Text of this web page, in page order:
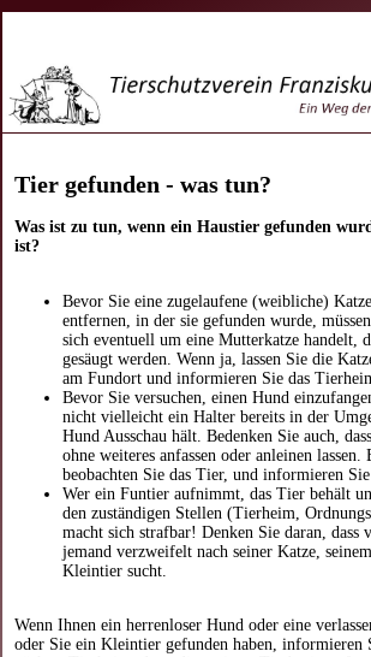
Tier gefunden - was tun?
Was ist zu tun, wenn ein Haustier gefunden
ist?
Bevor Sie eine zugelaufene (weibliche)
entfernen, in der sie gefunden wurde,
sich eventuell um eine Mutterkatze handelt,
gesäugt werden. Wenn ja, lassen Sie die
am Fundort und informieren Sie das
Bevor Sie versuchen, einen Hund
nicht vielleicht ein Halter bereits in der
Hund Ausschau hält. Bedenken Sie auch,
ohne weiteres anfassen oder anleinen lassen.
beobachten Sie das Tier, und informieren Sie
Wer ein Funtier aufnimmt, das Tier behält
den zuständigen Stellen (Tierheim,
macht sich strafbar! Denken Sie daran, dass
jemand verzweifelt nach seiner Katze,
Kleintier sucht.
Wenn Ihnen ein herrenloser Hund oder eine
oder Sie ein Kleintier gefunden haben, informieren